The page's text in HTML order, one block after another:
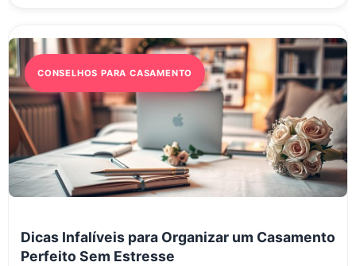
CONSELHOS PARA CASAMENTO
Dicas Infalíveis para Organizar um Casamento
Perfeito Sem Estresse